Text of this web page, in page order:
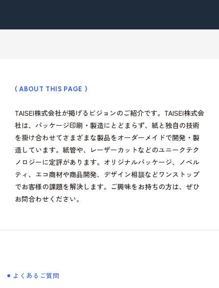
( ABOUT THIS PAGE )
TAISEI株式会社が掲げるビジョンのご紹介です。TAISEI株式会
社は、パッケージ印刷・製造にとどまらず、紙と独自の技術
を掛け合わせてさまざまな製品をオーダーメイドで開発・製
造しています。紙管や、レーザーカットなどのユニークテク
ノロジーに定評があります。オリジナルパッケージ、ノベル
ティ、エコ商材や商品開発、デザイン相談などワンストップ
でお客様の課題を解決します。ご興味をお持ちの方は、ぜひ
お問合わせください。
よくあるご質問